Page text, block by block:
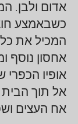
אדום ולבן.
כשבאמצע
המכיל את
אחסון נוסף
אל תוך
אח העצים